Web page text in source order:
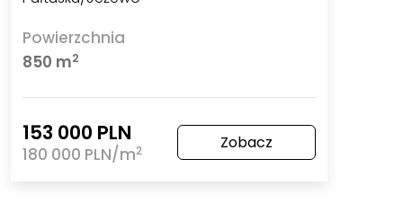
Powierzchnia
850 m2
153 000 PLN
180 000 PLN/m2 Zobacz